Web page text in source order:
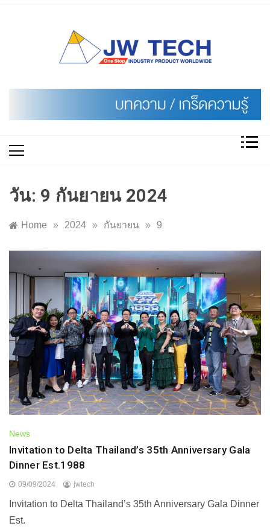
วัน: 9 กันยายน 2024
Home » 2024 » กันยายน » 9
News
Invitation to Delta Thailand’s 35th Anniversary Gala
Dinner Est.1988
09/09/2024 jwtech
Invitation to Delta Thailand’s 35th Anniversary Gala Dinner
Est.